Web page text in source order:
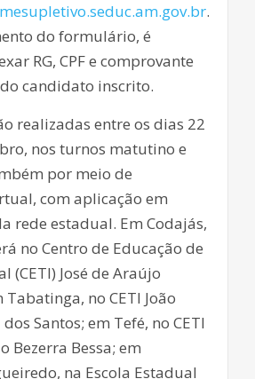
.
do formulário, é
RG, CPF e comprovante
candidato inscrito.
realizadas entre os dias 22
nos turnos matutino e
por meio de
com aplicação em
rede estadual. Em Codajás,
no Centro de Educação de
(CETI) José de Araújo
Tabatinga, no CETI João
Santos; em Tefé, no CETI
Bezerra Bessa; em
na Escola Estadual